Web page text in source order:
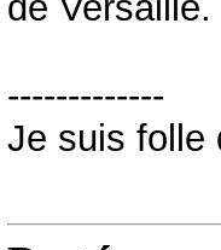
-------------
Je suis folle